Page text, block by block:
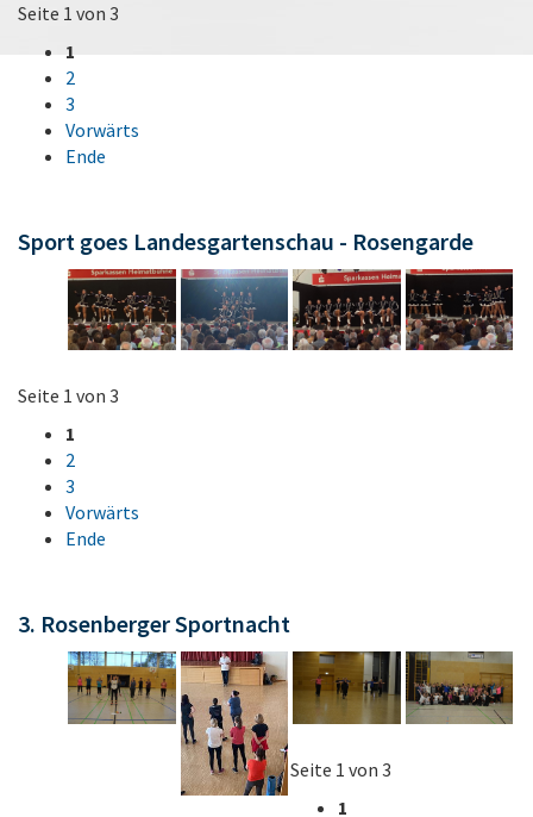
Seite 1 von 3
1
2
3
Vorwärts
Ende
Sport goes Landesgartenschau - Rosengarde
Seite 1 von 3
1
2
3
Vorwärts
Ende
3. Rosenberger Sportnacht
Seite 1 von 3
1